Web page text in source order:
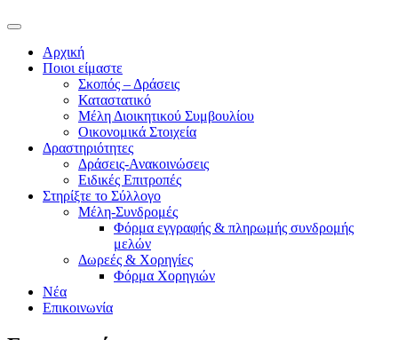
Αρχική
Ποιοι είμαστε
Σκοπός – Δράσεις
Καταστατικό
Μέλη Διοικητικού Συμβουλίου
Οικονομικά Στοιχεία
Δραστηριότητες
Δράσεις-Ανακοινώσεις
Ειδικές Επιτροπές
Στηρίξτε το Σύλλογο
Μέλη-Συνδρομές
Φόρμα εγγραφής & πληρωμής συνδρομής
μελών
Δωρεές & Χορηγίες
Φόρμα Χορηγιών
Νέα
Επικοινωνία